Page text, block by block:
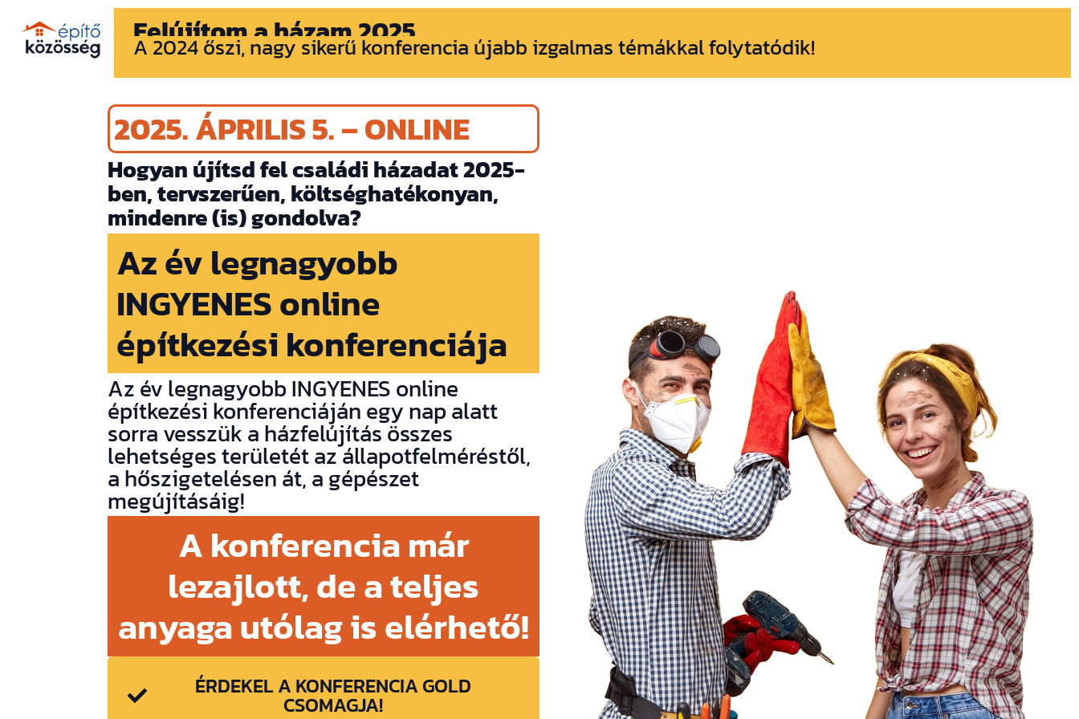
Felújítom a házam 2025
A 2024 őszi, nagy sikerű konferencia újabb izgalmas témákkal folytatódik!
2025. ÁPRILIS 5. – ONLINE
Hogyan újítsd fel családi házadat 2025-
ben, tervszerűen, költséghatékonyan,
mindenre (is) gondolva?
Az év legnagyobb
INGYENES online
építkezési konferenciája
Az év legnagyobb INGYENES online
építkezési konferenciáján egy nap alatt
sorra vesszük a házfelújítás összes
lehetséges területét az állapotfelméréstől,
a hőszigetelésen át, a gépészet
megújításáig!
A konferencia már
lezajlott, de a teljes
anyaga utólag is elérhető!
ÉRDEKEL A KONFERENCIA GOLD
CSOMAGJA!